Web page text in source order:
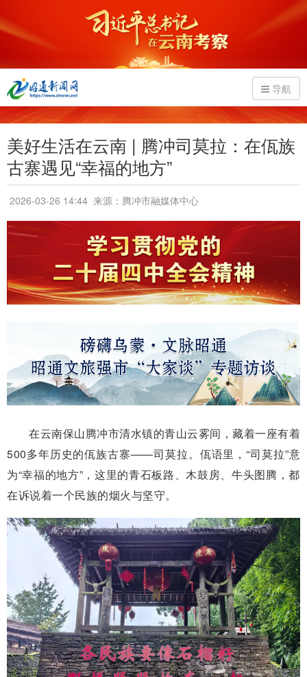
导航
美好生活在云南 | 腾冲司莫拉：在佤族
古寨遇见“幸福的地方”
2026-03-26 14:44 来源：腾冲市融媒体中心
在云南保山腾冲市清水镇的青山云雾间，藏着一座有着
500多年历史的佤族古寨——司莫拉。佤语里，“司莫拉”意
为“幸福的地方”，这里的青石板路、木鼓房、牛头图腾，都
在诉说着一个民族的烟火与坚守。